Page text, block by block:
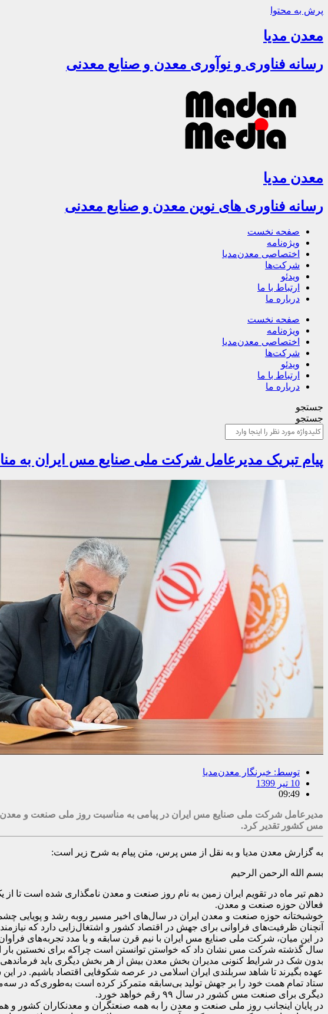
پرش به محتوا
معدن مدیا
رسانه فناوری و نوآوری معدن و صنایع معدنی
معدن مدیا
رسانه فناوری های نوین معدن و صنایع معدنی
صفحه نخست
ویژه‌نامه
اختصاصی معدن‌مدیا
شرکت‌ها
ویدئو
ارتباط با ما
درباره ما
صفحه نخست
ویژه‌نامه
اختصاصی معدن‌مدیا
شرکت‌ها
ویدئو
ارتباط با ما
درباره ما
جستجو
جستجو
پیام تبریک مدیرعامل شرکت ملی صنایع مس ایران به
توسط: خبرنگار معدن‌مدیا
10 تیر 1399
09:49
مدیرعامل شرکت ملی صنایع مس ایران در پیامی به مناسبت روز ملی صنعت و معدن
مس کشور تقدیر کرد.
به گزارش معدن مدیا و به نقل از مس پرس، متن پیام به شرح زیر است:
بسم الله الرحمن الرحیم
دهم تیر ماه در تقویم ایران زمین به نام روز صنعت و معدن نامگذاری شده است تا
فعالان حوزه صنعت و معدن.
خوشبختانه حوزه صنعت و معدن ایران در سال‌های اخیر مسیر روبه رشد و پویایی
آنچنان ظرفیت‌های فراوانی برای جهش در اقتصاد کشور و اشتغال‌زایی دارد که
در این میان، شرکت ملی صنایع مس ایران با نیم قرن سابقه و با مدد تجربه‌های
سال گذشته شرکت مس نشان داد که خواستن توانستن است چراکه برای نخستین بار این شرکت موفق به ثبت
بدون شک در شرایط کنونی مدیران بخش معدن بیش از هر بخش دیگری باید
عهده بگیرند تا شاهد سربلندی ایران اسلامی در عرصه شکوفایی اقتصاد باشیم. در
ستاد تمام همت خود را بر جهش تولید بی‌سابقه متمرکز کرده است به‌طوری‌که در
دیگری برای صنعت مس کشور در سال ۹۹ رقم خواهد خورد
.
در پایان اینجانب روز ملی صنعت و معدن را به همه صنعتگران و معدنکاران